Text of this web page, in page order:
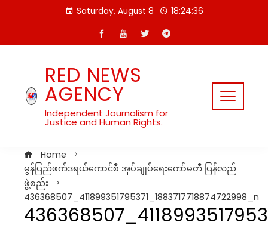
Saturday, August 8 18:24:36
RED NEWS
AGENCY
Independent Journalism for
Justice and Human Rights.
Home
မွန်ပြည်ဖက်ဒရယ်ကောင်စီ အုပ်ချုပ်ရေးကော်မတီ ပြန်လည်
ဖွဲ့စည်း
436368507_411899351795371_1883717718874722998_n